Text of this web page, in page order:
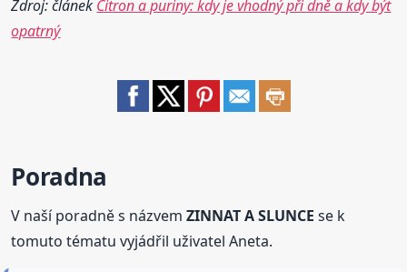
Zdroj: článek Citron a puriny: kdy je vhodný při dně a kdy být
opatrný
Poradna
V naší poradně s názvemZINNAT A SLUNCE se k
tomuto tématu vyjádřil uživatel Aneta.